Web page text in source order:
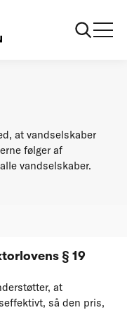
at vandselskaber
følger af
vandselskaber.
§ 19
at
så den pris,